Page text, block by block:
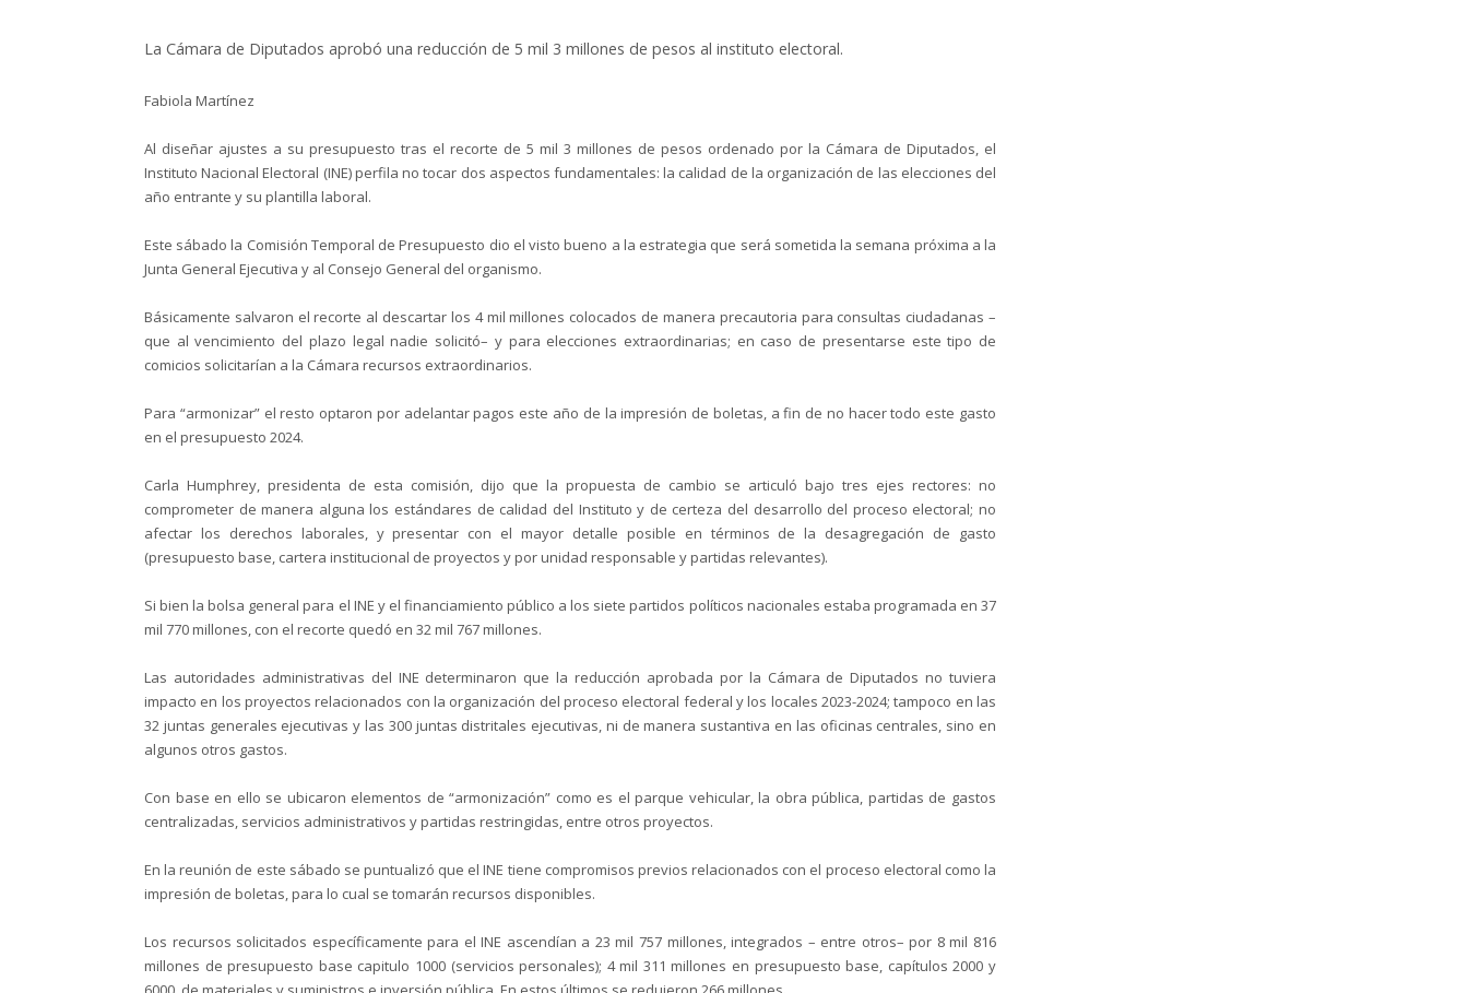
La Cámara de Diputados aprobó una reducción de 5 mil 3 millones de pesos al instituto electoral.
Fabiola Martínez
Al diseñar ajustes a su presupuesto tras el recorte de 5 mil 3 millones de pesos ordenado por la Cámara de Diputados, el
Instituto Nacional Electoral (INE) perfila no tocar dos aspectos fundamentales: la calidad de la organización de las elecciones del
año entrante y su plantilla laboral.
Este sábado la Comisión Temporal de Presupuesto dio el visto bueno a la estrategia que será sometida la semana próxima a la
Junta General Ejecutiva y al Consejo General del organismo.
Básicamente salvaron el recorte al descartar los 4 mil millones colocados de manera precautoria para consultas ciudadanas –
que al vencimiento del plazo legal nadie solicitó– y para elecciones extraordinarias; en caso de presentarse este tipo de
comicios solicitarían a la Cámara recursos extraordinarios.
Para “armonizar” el resto optaron por adelantar pagos este año de la impresión de boletas, a fin de no hacer todo este gasto
en el presupuesto 2024.
Carla Humphrey, presidenta de esta comisión, dijo que la propuesta de cambio se articuló bajo tres ejes rectores: no
comprometer de manera alguna los estándares de calidad del Instituto y de certeza del desarrollo del proceso electoral; no
afectar los derechos laborales, y presentar con el mayor detalle posible en términos de la desagregación de gasto
(presupuesto base, cartera institucional de proyectos y por unidad responsable y partidas relevantes).
Si bien la bolsa general para el INE y el financiamiento público a los siete partidos políticos nacionales estaba programada en 37
mil 770 millones, con el recorte quedó en 32 mil 767 millones.
Las autoridades administrativas del INE determinaron que la reducción aprobada por la Cámara de Diputados no tuviera
impacto en los proyectos relacionados con la organización del proceso electoral federal y los locales 2023-2024; tampoco en las
32 juntas generales ejecutivas y las 300 juntas distritales ejecutivas, ni de manera sustantiva en las oficinas centrales, sino en
algunos otros gastos.
Con base en ello se ubicaron elementos de “armonización” como es el parque vehicular, la obra pública, partidas de gastos
centralizadas, servicios administrativos y partidas restringidas, entre otros proyectos.
En la reunión de este sábado se puntualizó que el INE tiene compromisos previos relacionados con el proceso electoral como la
impresión de boletas, para lo cual se tomarán recursos disponibles.
Los recursos solicitados específicamente para el INE ascendían a 23 mil 757 millones, integrados – entre otros– por 8 mil 816
millones de presupuesto base capitulo 1000 (servicios personales); 4 mil 311 millones en presupuesto base, capítulos 2000 y